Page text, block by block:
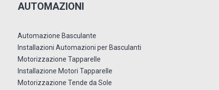
AUTOMAZIONI
Automazione Basculante
Installazioni Automazioni per Basculanti
Motorizzazione Tapparelle
Installazione Motori Tapparelle
Motorizzazione Tende da Sole